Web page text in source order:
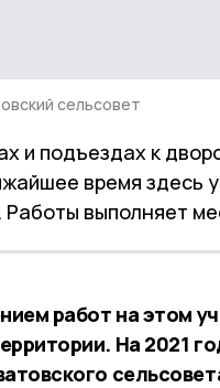
сельсовет
и подъездах к
время здесь
выполняет
работ на этом
На 2021